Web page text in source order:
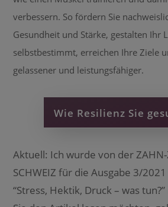
verbessern. So fördern Sie
Gesundheit und Stärke, gestalten Ihr
selbstbestimmt, erreichen Ihre Ziele
gelassener und leistungsfähiger.
Wie Resilienz Sie
Aktuell: Ich wurde von der ZAHN-
SCHWEIZ für die Ausgabe 3/
“Stress, Hektik, Druck – was